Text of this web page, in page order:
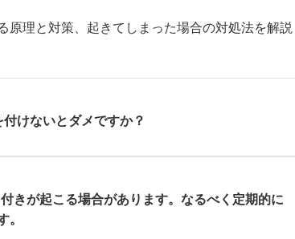
原理と対策、起きてしまった場合の対処法を解説
けないとダメですか？
きが起こる場合があります。なるべく定期的に
。